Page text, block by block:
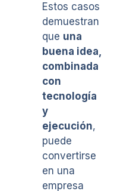
Estos casos
demuestran
que una
buena idea,
combinada
con
tecnología
y
ejecución,
puede
convertirse
en una
empresa